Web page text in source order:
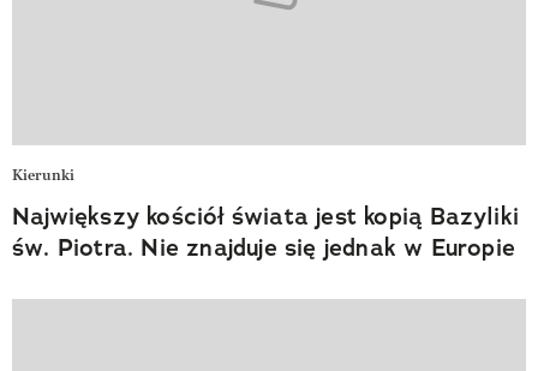
Kierunki
Największy kościół świata jest kopią Bazyliki
św. Piotra. Nie znajduje się jednak w Europie